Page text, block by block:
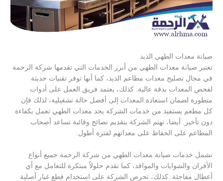
صيانة معدات الطهي الذيد
تعتبر صيانة معدات الطهي من أبرز الخدمات التي تقدمها شركة الرحمة
في مجال تصليح معدات مطاعم الذيد، كما أنها توفر تقنيات حديثة
لفحص المعدات بدقة عالية. كذلك، يعتمد فريق العمل على أدوات
متطورة لضمان استعادة المعدات إلى أفضل حالة تشغيلية، لذلك فإن
كل مطعم يستفيد من خدمات الشركة يجد معدات الطهي تعمل بكفاءة
دون تأخير. أيضا، تهتم الشركة بتقديم نصائح وقائية تساعد أصحاب
المطاعم على الحفاظ على معداتهم لفترة أطول.
تشمل خدمات صيانة معدات الطهي من شركة الرحمة جميع أنواع
الأفران والشوايات والمواقد، كما تقدم حلولاً مبتكرة للتعامل مع أي
أعطال مفاجئة. كذلك، تحرص الشركة على استخدام قطع غيار أصلية